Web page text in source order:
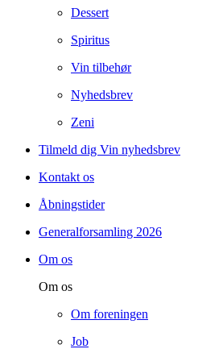
Dessert
Spiritus
Vin tilbehør
Nyhedsbrev
Zeni
Tilmeld dig Vin nyhedsbrev
Kontakt os
Åbningstider
Generalforsamling 2026
Om os
Om os
Om foreningen
Job